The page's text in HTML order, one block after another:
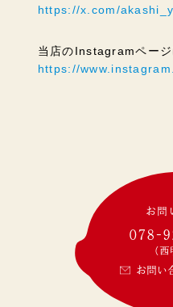
https://x.com/
当店のInstagramページ
https://
お問
078-
(西
お問い